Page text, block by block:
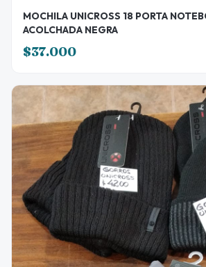
MOCHILA UNICROSS 18 PORTA
ACOLCHADA NEGRA
$37.000